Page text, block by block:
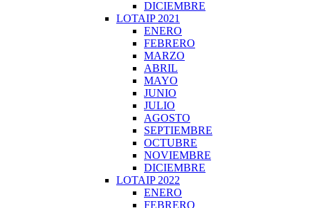
DICIEMBRE
LOTAIP 2021
ENERO
FEBRERO
MARZO
ABRIL
MAYO
JUNIO
JULIO
AGOSTO
SEPTIEMBRE
OCTUBRE
NOVIEMBRE
DICIEMBRE
LOTAIP 2022
ENERO
FEBRERO